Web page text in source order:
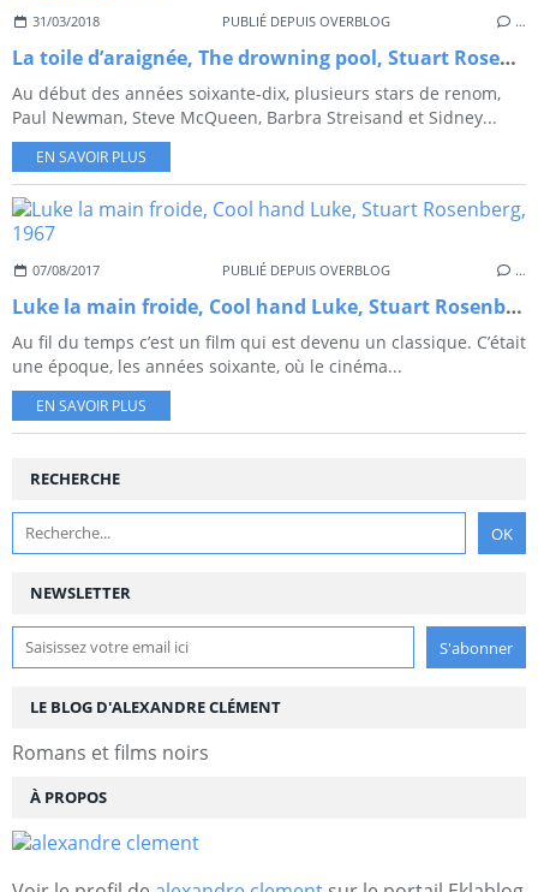
31/03/2018 PUBLIÉ DEPUIS OVERBLOG …
La toile d’araignée, The drowning pool, Stuart Rosenberg, 1975
Au début des années soixante-dix, plusieurs stars de renom,
Paul Newman, Steve McQueen, Barbra Streisand et Sidney...
EN SAVOIR PLUS
07/08/2017 PUBLIÉ DEPUIS OVERBLOG …
Luke la main froide, Cool hand Luke, Stuart Rosenberg, 1967
Au fil du temps c’est un film qui est devenu un classique. C’était
une époque, les années soixante, où le cinéma...
EN SAVOIR PLUS
NEWSLETTER
RECHERCHE
LE BLOG D'ALEXANDRE CLÉMENT
Romans et films noirs
À PROPOS